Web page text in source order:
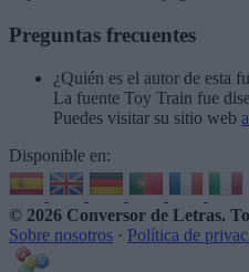
Preguntas frecuentes
¿Quién es el autor de esta
La fuente Toy Train fue
Puedes visitar su sitio web
Disponible en:
© 2026 Conversor de Letras.
Sobre nosotros · Política de